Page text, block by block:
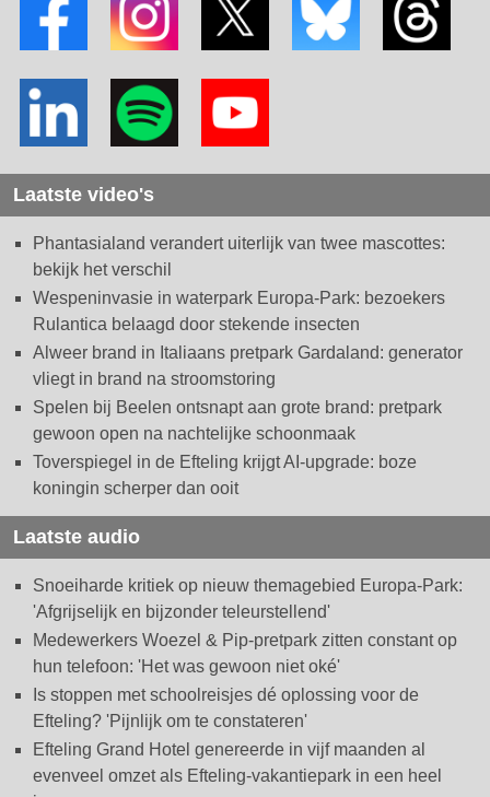
Laatste video's
Phantasialand verandert uiterlijk van twee mascottes:
bekijk het verschil
Wespeninvasie in waterpark Europa-Park: bezoekers
Rulantica belaagd door stekende insecten
Alweer brand in Italiaans pretpark Gardaland: generator
vliegt in brand na stroomstoring
Spelen bij Beelen ontsnapt aan grote brand: pretpark
gewoon open na nachtelijke schoonmaak
Toverspiegel in de Efteling krijgt AI-upgrade: boze
koningin scherper dan ooit
Laatste audio
Snoeiharde kritiek op nieuw themagebied Europa-Park:
'Afgrijselijk en bijzonder teleurstellend'
Medewerkers Woezel & Pip-pretpark zitten constant op
hun telefoon: 'Het was gewoon niet oké'
Is stoppen met schoolreisjes dé oplossing voor de
Efteling? 'Pijnlijk om te constateren'
Efteling Grand Hotel genereerde in vijf maanden al
evenveel omzet als Efteling-vakantiepark in een heel